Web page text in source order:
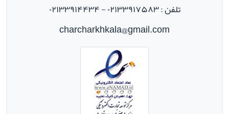
تلفن : ۰۲۱۳۳۹۱۷۵۸۳ - ۰۲۱۳۳۹۱۴۴۳۴
charcharkhkala@gmail.com